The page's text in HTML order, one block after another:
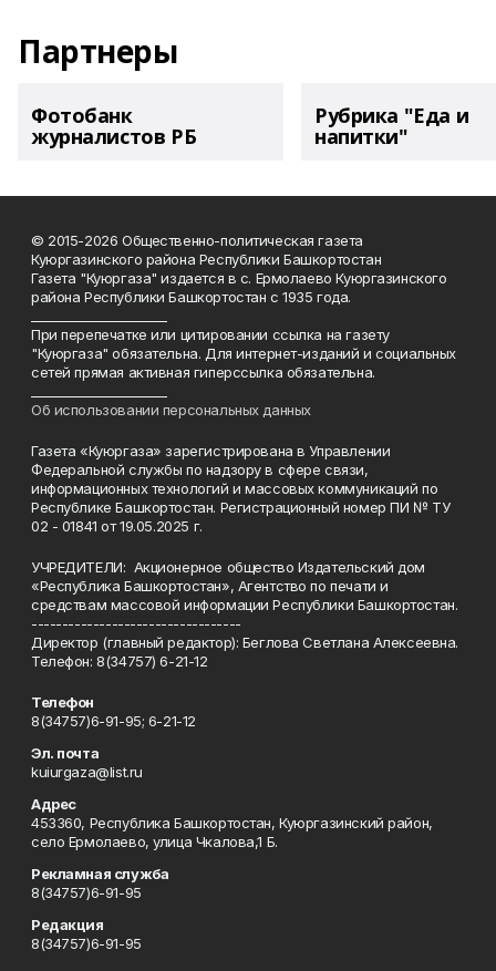
Партнеры
Фотобанк
журналистов РБ
Рубрика "Еда и
напитки"
© 2015-2026 Общественно-политическая газета
Куюргазинского района Республики Башкортостан
Газета "Куюргаза" издается в с. Ермолаево Куюргазинского
района Республики Башкортостан с 1935 года.
При перепечатке или цитировании ссылка на газету
"Куюргаза" обязательна. Для интернет-изданий и социальных
сетей прямая активная гиперссылка обязательна.
Об использовании персональных данных
Газета «Куюргаза» зарегистрирована в Управлении
Федеральной службы по надзору в сфере связи,
информационных технологий и массовых коммуникаций по
Республике Башкортостан. Регистрационный номер ПИ № ТУ
02 - 01841 от 19.05.2025 г.
УЧРЕДИТЕЛИ: Акционерное общество Издательский дом
«Республика Башкортостан», Агентство по печати и
средствам массовой информации Республики Башкортостан.
----------------------------------
Директор (главный редактор): Беглова Светлана Алексеевна.
Телефон: 8(34757) 6-21-12
Телефон
8(34757)6-91-95; 6-21-12
Эл. почта
kuiurgaza@list.ru
Адрес
453360, Республика Башкортостан, Куюргазинский район,
село Ермолаево, улица Чкалова,1 Б.
Рекламная служба
8(34757)6-91-95
Редакция
8(34757)6-91-95